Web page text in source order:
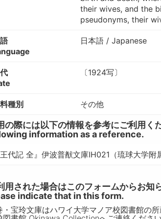
their wives, and the
pseudonyms, their
日本語 / Japanese
〔1924写〕
種別 その他
の際には以下の情報を参考にご利用
information as a reference.
王代記 全』伊波普猷文庫IH021（琉球大学附
用された場合はこのフォームからお
indicate that in this form.
・宝玲文庫はハワイ大学マノア校図書館の